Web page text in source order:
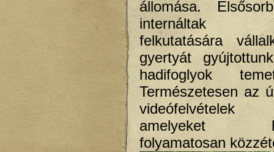
állomása.
internáltak
felkutatására
gyertyát
hadifoglyok
Természetesen az
videófelvételek
amelyeket
folyamatosan